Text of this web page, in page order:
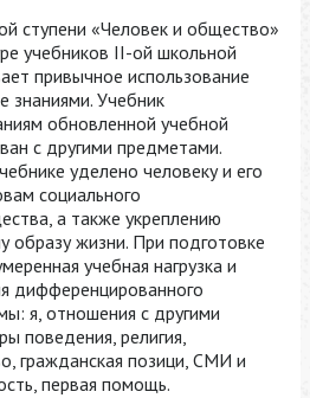
ступени «Человек и общество»
учебников II-ой школьной
привычное использование
знаниями. Учебник
обновленной учебной
с другими предметами.
уделено человеку и его
социального
а также укреплению
образу жизни. При подготовке
учебная нагрузка и
дифференцированного
я, отношения с другими
поведения, религия,
гражданская позици, СМИ и
первая помощь.